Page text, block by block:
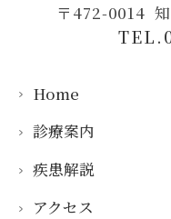
〒472-0014
Home
診療案内
疾患解説
アクセス